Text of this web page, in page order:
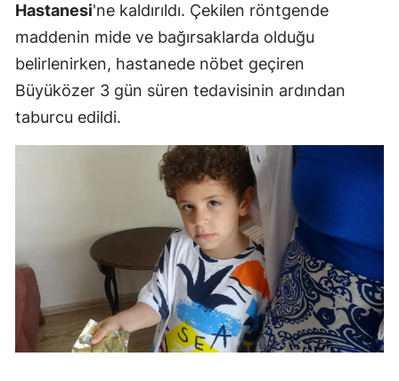
Hastanesi'ne kaldırıldı. Çekilen röntgende
maddenin mide ve bağırsaklarda olduğu
belirlenirken, hastanede nöbet geçiren
Büyüközer 3 gün süren tedavisinin ardından
taburcu edildi.